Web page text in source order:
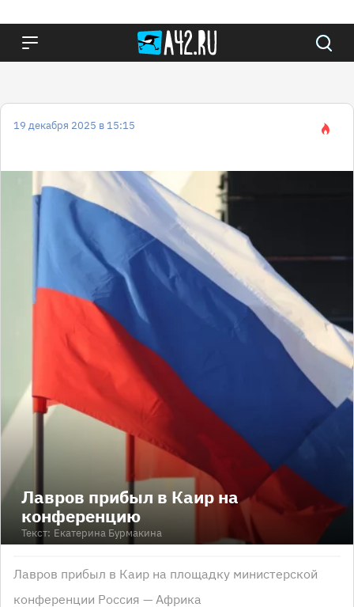
19 декабря 2025 в 15:15
Лавров прибыл в Каир на
конференцию
Текст: Екатерина Бурмакина
Лавров прибыл в Каир на площадку министерской
конференции Россия — Африка